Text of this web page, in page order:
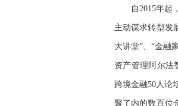
自2015年起
主动谋求转型发
大讲堂”、“金融
资产管理阿尔法
跨境金融50人论
聚了内的数百位